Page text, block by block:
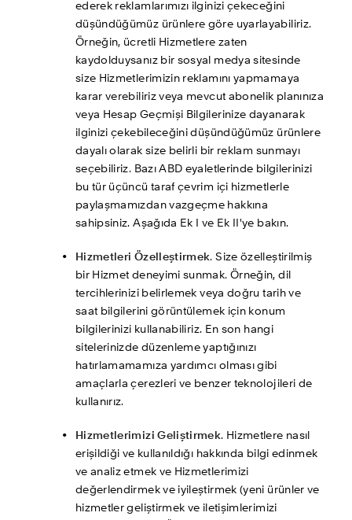
ederek reklamlarımızı ilginizi çekeceğini
düşündüğümüz ürünlere göre uyarlayabiliriz.
Örneğin, ücretli Hizmetlere zaten
kaydolduysanız bir sosyal medya sitesinde
size Hizmetlerimizin reklamını yapmamaya
karar verebiliriz veya mevcut abonelik planınıza
veya Hesap Geçmişi Bilgilerinize dayanarak
ilginizi çekebileceğini düşündüğümüz ürünlere
dayalı olarak size belirli bir reklam sunmayı
seçebiliriz. Bazı ABD eyaletlerinde bilgilerinizi
bu tür üçüncü taraf çevrim içi hizmetlerle
paylaşmamızdan vazgeçme hakkına
sahipsiniz. Aşağıda Ek I ve Ek II'ye bakın.
Hizmetleri Özelleştirmek. Size özelleştirilmiş
bir Hizmet deneyimi sunmak. Örneğin, dil
tercihlerinizi belirlemek veya doğru tarih ve
saat bilgilerini görüntülemek için konum
bilgilerinizi kullanabiliriz. En son hangi
sitelerinizde düzenleme yaptığınızı
hatırlamamamıza yardımcı olması gibi
amaçlarla çerezleri ve benzer teknolojileri de
kullanırız.
Hizmetlerimizi Geliştirmek. Hizmetlere nasıl
erişildiği ve kullanıldığı hakkında bilgi edinmek
ve analiz etmek ve Hizmetlerimizi
değerlendirmek ve iyileştirmek (yeni ürünler ve
hizmetler geliştirmek ve iletişimlerimizi